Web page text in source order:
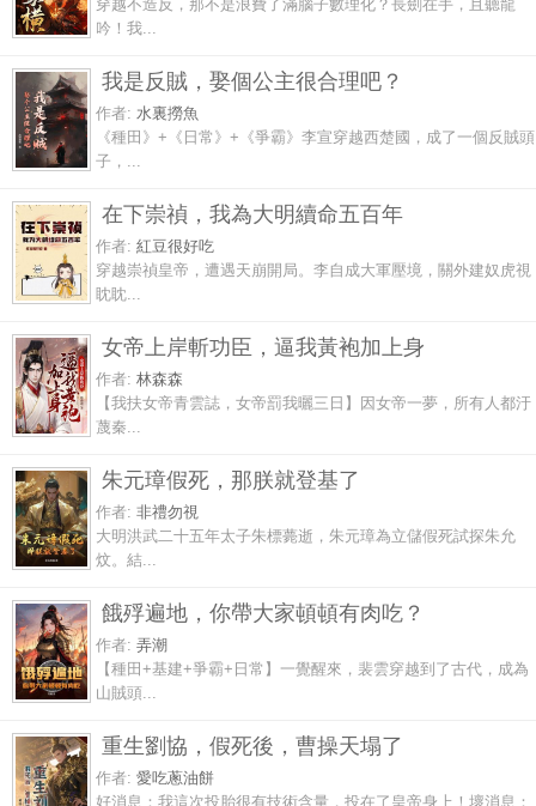
穿越不造反，那不是浪費了滿腦子數理化？長劍在手，且聽龍
吟！我...
我是反賊，娶個公主很合理吧？
作者: 水裏撈魚
《種田》+《日常》+《爭霸》李宣穿越西楚國，成了一個反賊頭
子，...
在下崇禎，我為大明續命五百年
作者: 紅豆很好吃
穿越崇禎皇帝，遭遇天崩開局。李自成大軍壓境，關外建奴虎視
眈眈...
女帝上岸斬功臣，逼我黃袍加上身
作者: 林森森
【我扶女帝青雲誌，女帝罰我曬三日】因女帝一夢，所有人都汙
蔑秦...
朱元璋假死，那朕就登基了
作者: 非禮勿視
大明洪武二十五年太子朱標薨逝，朱元璋為立儲假死試探朱允
炆。結...
餓殍遍地，你帶大家頓頓有肉吃？
作者: 弄潮
【種田+基建+爭霸+日常】一覺醒來，裴雲穿越到了古代，成為
山賊頭...
重生劉協，假死後，曹操天塌了
作者: 愛吃蔥油餅
好消息：我這次投胎很有技術含量，投在了皇帝身上！壞消息：